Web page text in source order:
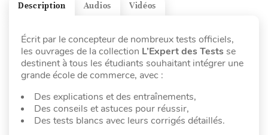
Vidéos
Audios
Description
Écrit par le concepteur de nombreux tests officiels,
les ouvrages de la collection L’Expert des Tests se
destinent à tous les étudiants souhaitant intégrer une
grande école de commerce, avec :
Des explications et des entraînements,
Des conseils et astuces pour réussir,
Des tests blancs avec leurs corrigés détaillés.